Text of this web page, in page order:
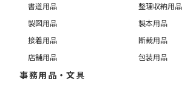
書道用品
整理収納用品
製図用品
製本用品
接着用品
断裁用品
店舗用品
包装用品
事務用品・文具